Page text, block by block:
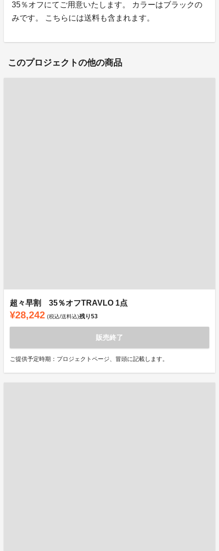
35％オフにてご用意いたします。 カラーはブラックの
みです。 こちらには送料も含まれます。
このプロジェクトの他の商品
超々早割 35％オフTRAVLO 1点
¥28,242 (税込/送料込)残り53
販売終了
ご提供予定時期：プロジェクトページ、冒頭に記載します。